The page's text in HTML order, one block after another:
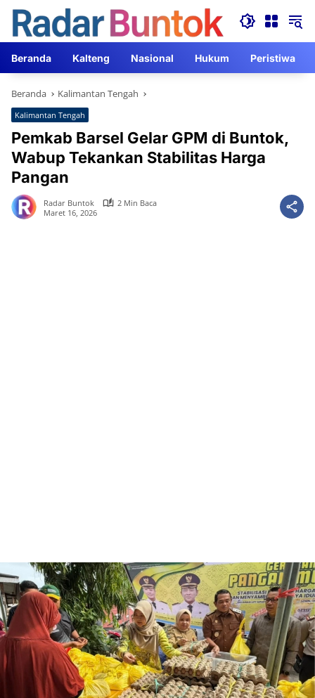
Langsung
konten
Beranda Kalteng Nasional Hukum Peristiwa
Beranda Kalimantan Tengah
Kalimantan Tengah
Pemkab Barsel Gelar GPM di Buntok,
Wabup Tekankan Stabilitas Harga
Pangan
Radar Buntok
2 Min Baca
Maret 16, 2026